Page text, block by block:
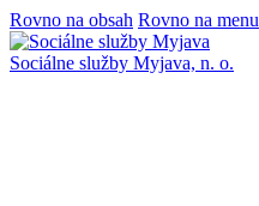
Rovno na obsah Rovno na menu
Sociálne služby Myjava, n. o.